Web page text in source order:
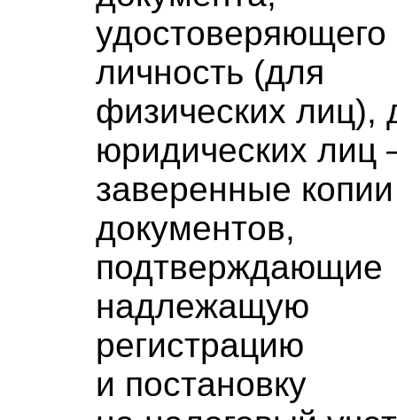
удостоверяющего
личность (для
физических лиц),
юридических
заверенные копии
документов,
подтверждающие
надлежащую
регистрацию
и постановку